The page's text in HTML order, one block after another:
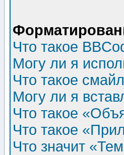
Что такое
Могу ли я
Что такое
Могу ли я
Что такое
Что такое
Что значит